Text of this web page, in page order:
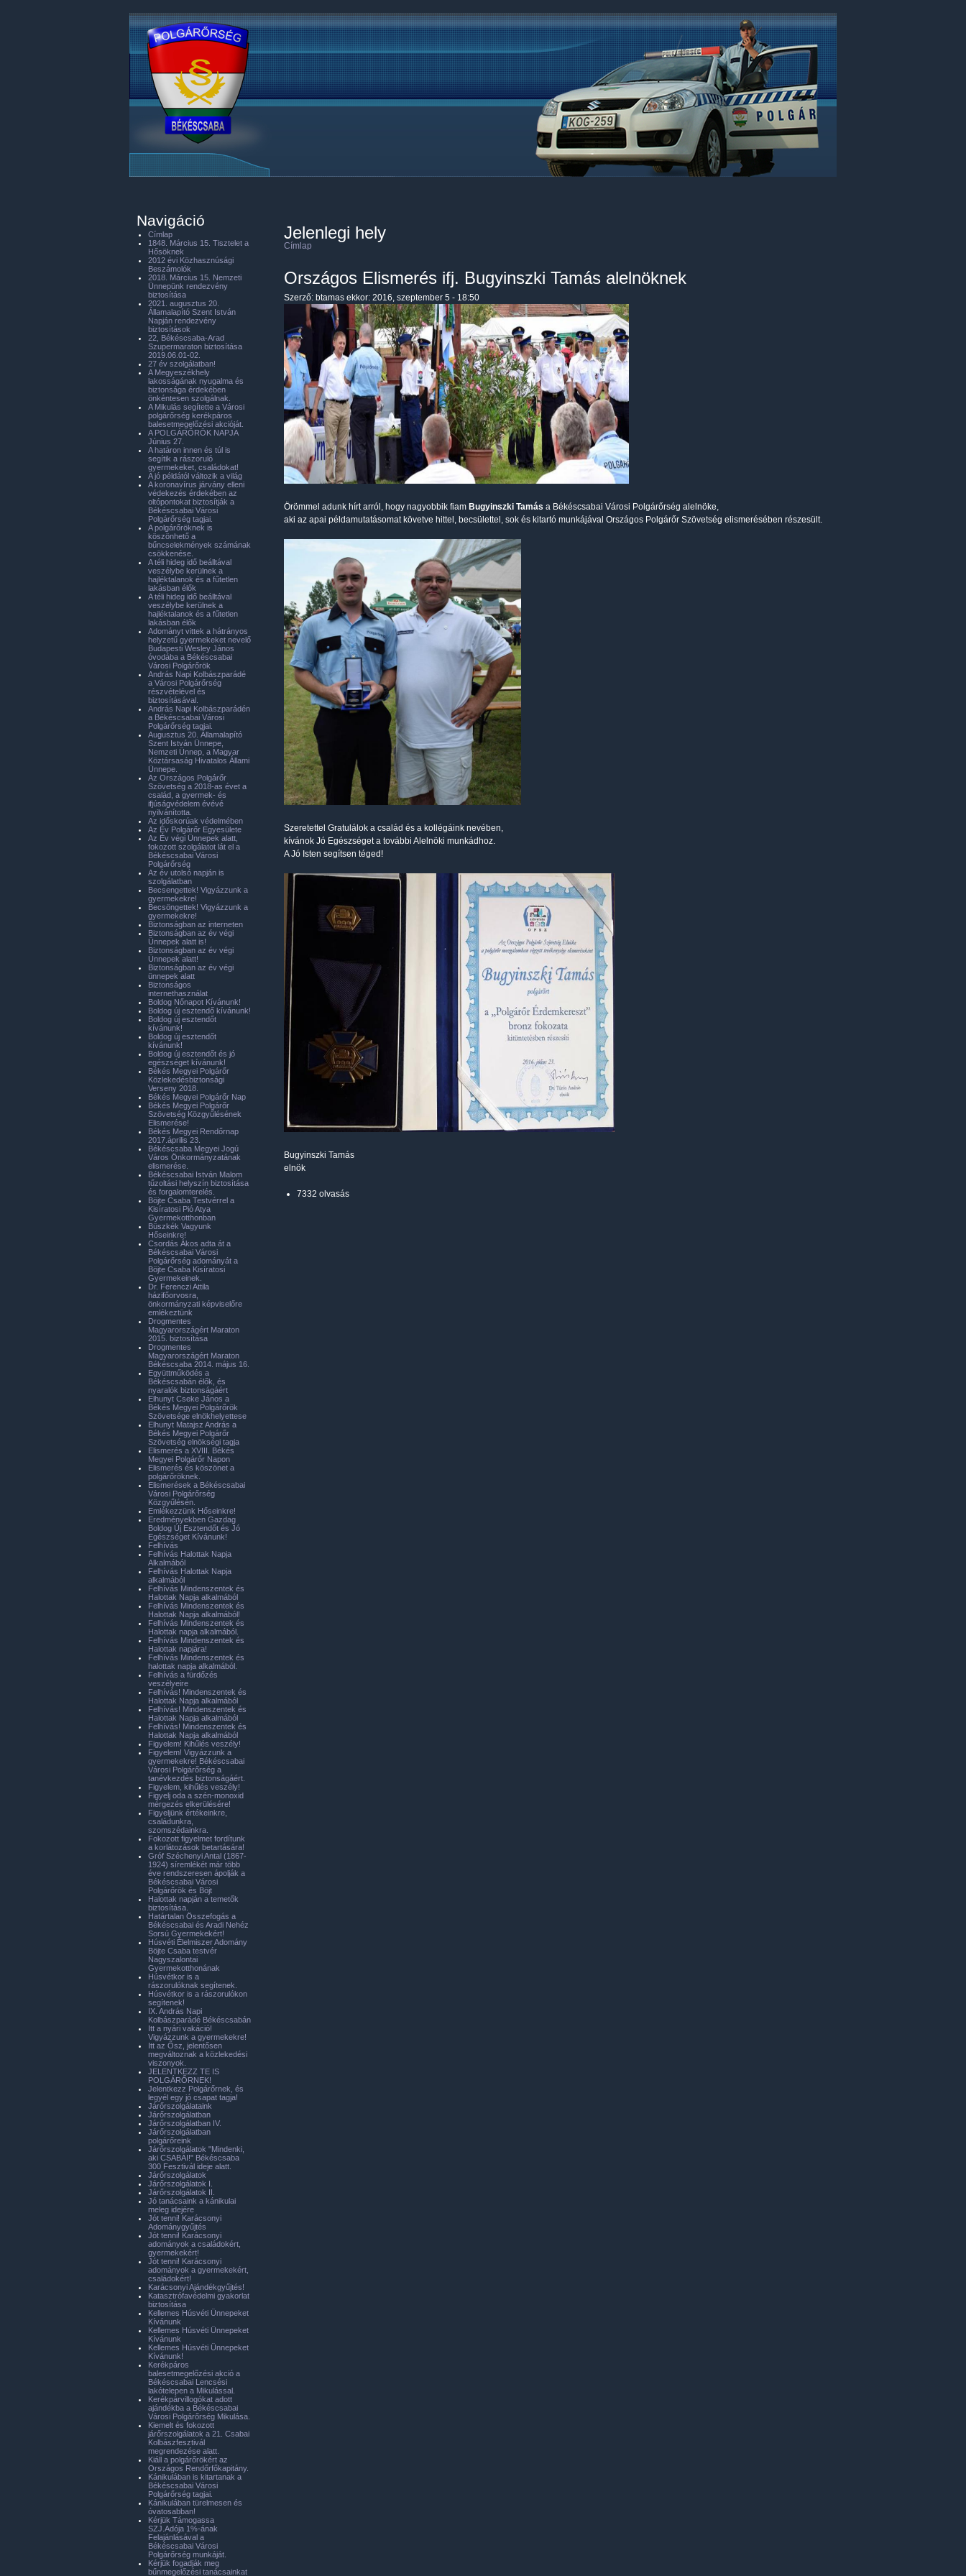
Jelenlegi hely
Címlap
Országos Elismerés ifj. Bugyinszki Tamás alelnöknek
Szerző: btamas ekkor: 2016, szeptember 5 - 18:50
Örömmel adunk hírt arról, hogy nagyobbik fiam Bugyinszki Tamás a Békéscsabai Városi Polgárőrség alelnöke,
aki az apai példamutatásomat követve hittel, becsülettel, sok és kitartó munkájával Országos Polgárőr Szövetség elismerésében részesült.
Szeretettel Gratulálok a család és a kollégáink nevében,
kívánok Jó Egészséget a további Alelnöki munkádhoz.
A Jó Isten segítsen téged!
Bugyinszki Tamás
elnök
7332 olvasás
Navigáció
Címlap
1848. Március 15. Tisztelet a
Hősöknek
2012 évi Közhasznúsági
Beszámolók
2018. Március 15. Nemzeti
Ünnepünk rendezvény
biztosítása
2021. augusztus 20.
Államalapító Szent István
Napján rendezvény
biztosítások
22, Békéscsaba-Arad
Szupermaraton biztosítása
2019.06.01-02.
27 év szolgálatban!
A Megyeszékhely
lakosságának nyugalma és
biztonsága érdekében
önkéntesen szolgálnak.
A Mikulás segítette a Városi
polgárőrség kerékpáros
balesetmegelőzési akcióját.
A POLGÁRŐRÖK NAPJA
Június 27.
A határon innen és túl is
segítik a rászoruló
gyermekeket, családokat!
A jó példától változik a világ
A koronavírus járvány elleni
védekezés érdekében az
oltópontokat biztosítják a
Békéscsabai Városi
Polgárőrség tagjai.
A polgárőröknek is
köszönhető a
bűncselekmények számának
csökkenése.
A téli hideg idő beálltával
veszélybe kerülnek a
hajléktalanok és a fűtetlen
lakásban élők
A téli hideg idő beálltával
veszélybe kerülnek a
hajléktalanok és a fűtetlen
lakásban élők
Adományt vittek a hátrányos
helyzetű gyermekeket nevelő
Budapesti Wesley János
óvodába a Békéscsabai
Városi Polgárőrök
András Napi Kolbászparádé
a Városi Polgárőrség
részvételével és
biztosításával.
András Napi Kolbászparádén
a Békéscsabai Városi
Polgárőrség tagjai.
Augusztus 20. Államalapító
Szent István Ünnepe,
Nemzeti Ünnep, a Magyar
Köztársaság Hivatalos Állami
Ünnepe.
Az Országos Polgárőr
Szövetség a 2018-as évet a
család, a gyermek- és
ifjúságvédelem évévé
nyilvánította.
Az időskorúak védelmében
Az Év Polgárőr Egyesülete
Az Év végi Ünnepek alatt,
fokozott szolgálatot lát el a
Békéscsabai Városi
Polgárőrség
Az év utolsó napján is
szolgálatban
Becsengettek! Vigyázzunk a
gyermekekre!
Becsöngettek! Vigyázzunk a
gyermekekre!
Biztonságban az interneten
Biztonságban az év végi
Ünnepek alatt is!
Biztonságban az év végi
Ünnepek alatt!
Biztonságban az év végi
ünnepek alatt
Biztonságos
internethasználat
Boldog Nőnapot Kívánunk!
Boldog új esztendő kívánunk!
Boldog új esztendőt
kívánunk!
Boldog új esztendőt
kívánunk!
Boldog új esztendőt és jó
egészséget kívánunk!
Békés Megyei Polgárőr
Közlekedésbiztonsági
Verseny 2018.
Békés Megyei Polgárőr Nap
Békés Megyei Polgárőr
Szövetség Közgyűlésének
Elismerése!
Békés Megyei Rendőrnap
2017.április 23.
Békéscsaba Megyei Jogú
Város Önkormányzatának
elismerése.
Békéscsabai István Malom
tűzoltási helyszín biztosítása
és forgalomterelés.
Böjte Csaba Testvérrel a
Kisíratosi Pió Atya
Gyermekotthonban
Büszkék Vagyunk
Hőseinkre!
Csordás Ákos adta át a
Békéscsabai Városi
Polgárőrség adományát a
Böjte Csaba Kisíratosi
Gyermekeinek.
Dr. Ferenczi Attila
házifőorvosra,
önkormányzati képviselőre
emlékeztünk
Drogmentes
Magyarországért Maraton
2015. biztosítása
Drogmentes
Magyarországért Maraton
Békéscsaba 2014. május 16.
Együttműködés a
Békéscsabán élők, és
nyaralók biztonságáért
Elhunyt Cseke János a
Békés Megyei Polgárőrök
Szövetsége elnökhelyettese
Elhunyt Matajsz András a
Békés Megyei Polgárőr
Szövetség elnökségi tagja
Elismerés a XVIII. Békés
Megyei Polgárőr Napon
Elismerés és köszönet a
polgárőröknek.
Elismerések a Békéscsabai
Városi Polgárőrség
Közgyűlésén.
Emlékezzünk Hőseinkre!
Eredményekben Gazdag
Boldog Új Esztendőt és Jó
Egészséget Kívánunk!
Felhívás
Felhívás Halottak Napja
Alkalmából
Felhívás Halottak Napja
alkalmából
Felhívás Mindenszentek és
Halottak Napja alkalmából
Felhívás Mindenszentek és
Halottak Napja alkalmából!
Felhívás Mindenszentek és
Halottak napja alkalmából.
Felhívás Mindenszentek és
Halottak napjára!
Felhívás Mindenszentek és
halottak napja alkalmából.
Felhívás a fürdőzés
veszélyeire
Felhívás! Mindenszentek és
Halottak Napja alkalmából
Felhívás! Mindenszentek és
Halottak Napja alkalmából
Felhívás! Mindenszentek és
Halottak Napja alkalmából
Figyelem! Kihűlés veszély!
Figyelem! Vigyázzunk a
gyermekekre! Békéscsabai
Városi Polgárőrség a
tanévkezdés biztonságáért.
Figyelem, kihűlés veszély!
Figyelj oda a szén-monoxid
mérgezés elkerülésére!
Figyeljünk értékeinkre,
családunkra,
szomszédainkra.
Fokozott figyelmet fordítunk
a korlátozások betartására!
Gróf Széchenyi Antal (1867-
1924) síremlékét már több
éve rendszeresen ápolják a
Békéscsabai Városi
Polgárőrök és Böjt
Halottak napján a temetők
biztosítása.
Határtalan Összefogás a
Békéscsabai és Aradi Nehéz
Sorsú Gyermekekért!
Húsvéti Élelmiszer Adomány
Böjte Csaba testvér
Nagyszalontai
Gyermekotthonának
Húsvétkor is a
rászorulóknak segítenek.
Húsvétkor is a rászorulókon
segítenek!
IX. András Napi
Kolbászparádé Békéscsabán
Itt a nyári vakáció!
Vigyázzunk a gyermekekre!
Itt az Ősz, jelentősen
megváltoznak a közlekedési
viszonyok.
JELENTKEZZ TE IS
POLGÁRŐRNEK!
Jelentkezz Polgárőrnek, és
legyél egy jó csapat tagja!
Járőrszolgálataink
Járőrszolgálatban
Járőrszolgálatban IV.
Járőrszolgálatban
polgárőreink
Járőrszolgálatok "Mindenki,
aki CSABAI!" Békéscsaba
300 Fesztivál ideje alatt.
Járőrszolgálatok
Járőrszolgálatok I.
Járőrszolgálatok II.
Jó tanácsaink a kánikulai
meleg idejére
Jót tenni! Karácsonyi
Adománygyűjtés
Jót tenni! Karácsonyi
adományok a családokért,
gyermekekért!
Jót tenni! Karácsonyi
adományok a gyermekekért,
családokért!
Karácsonyi Ajándékgyűjtés!
Katasztrófavédelmi gyakorlat
biztosítása
Kellemes Húsvéti Ünnepeket
Kívánunk
Kellemes Húsvéti Ünnepeket
Kívánunk
Kellemes Húsvéti Ünnepeket
Kívánunk!
Kerékpáros
balesetmegelőzési akció a
Békéscsabai Lencsési
lakótelepen a Mikulással.
Kerékpárvillogókat adott
ajándékba a Békéscsabai
Városi Polgárőrség Mikulása.
Kiemelt és fokozott
járőrszolgálatok a 21. Csabai
Kolbászfesztivál
megrendezése alatt.
Kiáll a polgárőrökért az
Országos Rendőrfőkapitány.
Kánikulában is kitartanak a
Békéscsabai Városi
Polgárőrség tagjai.
Kánikulában türelmesen és
óvatosabban!
Kérjük Támogassa
SZJ.Adója 1%-ának
Felajánlásával a
Békéscsabai Városi
Polgárőrség munkáját.
Kérjük fogadják meg
bűnmegelőzési tanácsainkat